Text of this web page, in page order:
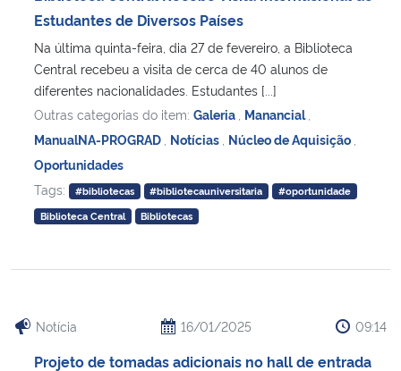
Estudantes de Diversos Países
Na última quinta-feira, dia 27 de fevereiro, a Biblioteca
Central recebeu a visita de cerca de 40 alunos de
diferentes nacionalidades. Estudantes [...]
Outras categorias do item: Galeria Manancial
ManualNA-PROGRAD Notícias Núcleo de Aquisição
Oportunidades
Tags:
#bibliotecas #bibliotecauniversitaria
#oportunidade
Biblioteca Central
Bibliotecas
Notícia 16/01/2025 09:14
Projeto de tomadas adicionais no hall de entrada